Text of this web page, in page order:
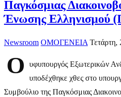
Παγκόσμιας
Ένωσης Ελληνισμού
Newsroom ΟΜΟΓΕΝΕΙΑ Τετάρτη,
Ο
υφυπουργός Εξωτερικών
υποδέχθηκε χθες στο
Συμβούλιο της Παγκόσμιας